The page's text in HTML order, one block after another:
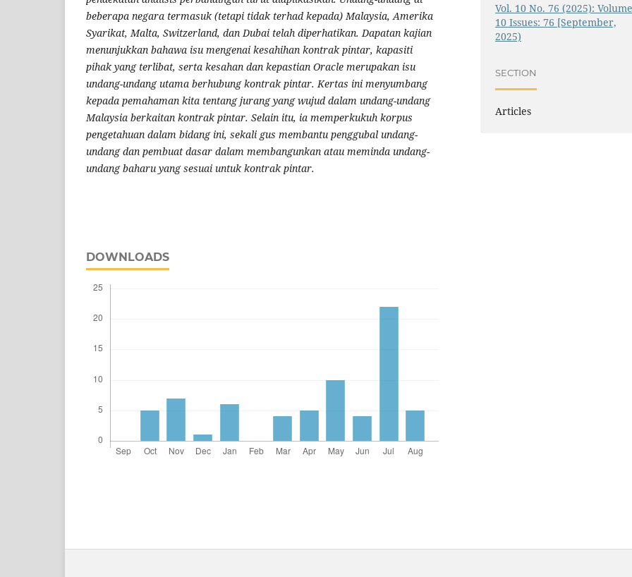
beberapa negara termasuk (tetapi tidak terhad kepada) Malaysia, Amerika
Syarikat, Malta, Switzerland, dan Dubai telah diperhatikan. Dapatan kajian
menunjukkan bahawa isu mengenai kesahihan kontrak pintar, kapasiti
pihak yang terlibat, serta kesahan dan kepastian Oracle merupakan isu
undang-undang utama berhubung kontrak pintar. Kertas ini menyumbang
kepada pemahaman kita tentang jurang yang wujud dalam undang-undang
Malaysia berkaitan kontrak pintar. Selain itu, ia memperkukuh korpus
pengetahuan dalam bidang ini, sekali gus membantu penggubal undang-
undang dan pembuat dasar dalam membangunkan atau meminda undang-
undang baharu yang sesuai untuk kontrak pintar.
DOWNLOADS
Vol. 10 No. 76 (2025):
10 Issues: 76 [September,
2025)
SECTION
Articles